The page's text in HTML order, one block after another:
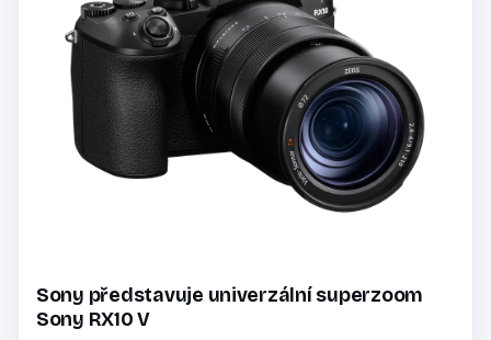
Sony představuje univerzální superzoom
Sony RX10 V